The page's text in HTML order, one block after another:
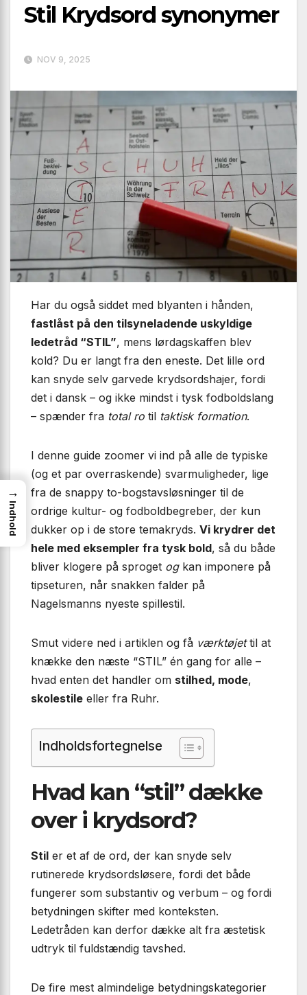
Stil Krydsord synonymer
NOV 9, 2025
Har du også siddet med blyanten i hånden,
fastlåst på den tilsyneladende uskyldige
ledetråd “STIL”, mens lørdagskaffen blev
kold? Du er langt fra den eneste. Det lille ord
kan snyde selv garvede krydsordshajer, fordi
det i dansk – og ikke mindst i tysk fodboldslang
– spænder fra total ro til taktisk formation.
I denne guide zoomer vi ind på alle de typiske
(og et par overraskende) svarmuligheder, lige
fra de snappy to-bogstavsløsninger til de
ordrige kultur- og fodboldbegreber, der kun
dukker op i de store tema­kryds. Vi krydrer det
hele med eksempler fra tysk bold, så du både
bliver klogere på sproget ogkan imponere på
tipseturen, når snakken falder på
Nagelsmanns nyeste spillestil.
Smut videre ned i artiklen og få værktøjettil at
knække den næste “STIL” én gang for alle –
hvad enten det handler om stilhed, mode,
skolestile eller fra Ruhr.
Indholdsfortegnelse
Hvad kan “stil” dække
over i krydsord?
Stil er et af de ord, der kan snyde selv
rutinerede krydsordsløsere, fordi det både
fungerer som substantiv og verbum – og fordi
betydningen skifter med konteksten.
Ledetråden kan derfor dække alt fra æstetisk
udtryk til fuldstændig tavshed.
De fire mest almindelige betydnings­kategorier
→
Indhold